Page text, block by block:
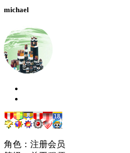
michael
角色：注册会员